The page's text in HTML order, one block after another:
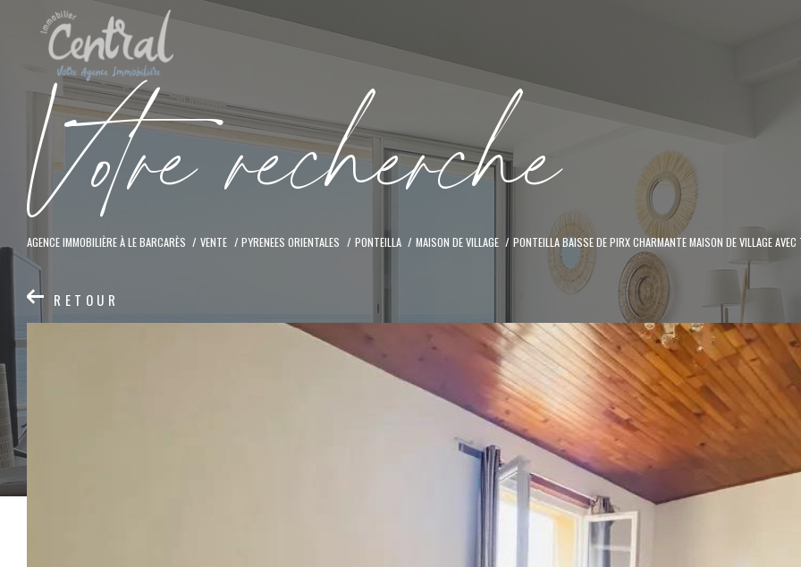
Votrerecherche
AGENCE IMMOBILIÈRE À LE BARCARÈS VENTE PYRENEES ORIENTALES PONTEILLA MAISON DE VILLAGE PONTEILLA BAISSE DE PIRX CHARMANTE MAISON DE VILLAGE AVEC
RETOUR